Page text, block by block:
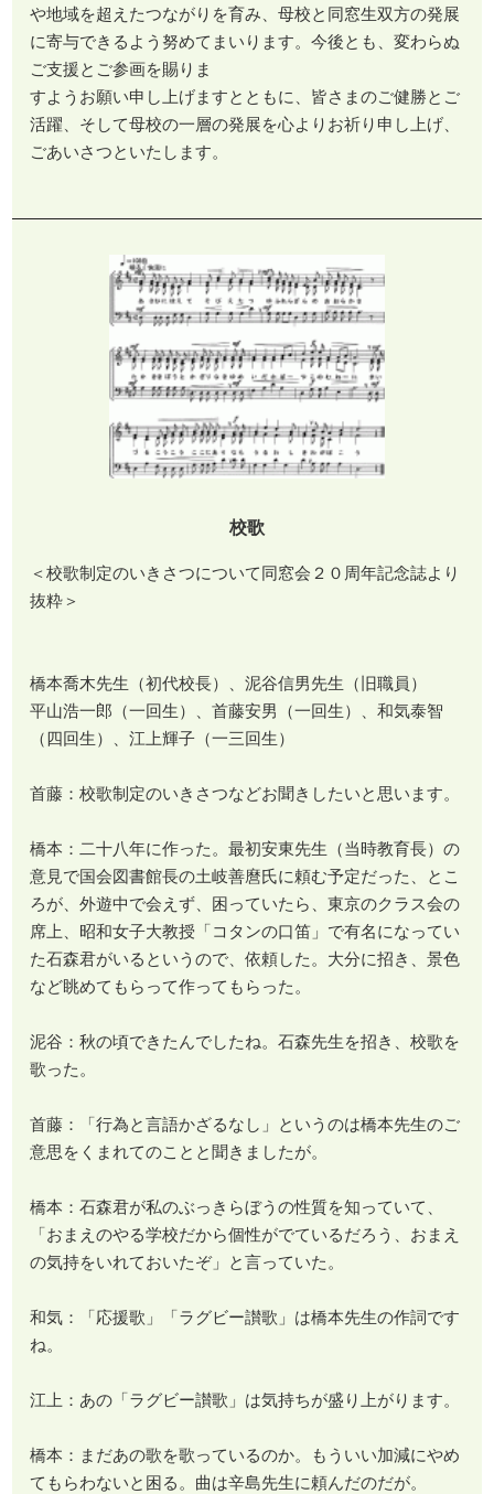
や地域を超えたつながりを育み、母校と同窓生双方の発展
に寄与できるよう努めてまいります。今後とも、変わらぬ
ご支援とご参画を賜りま
すようお願い申し上げますとともに、皆さまのご健勝とご
活躍、そして母校の一層の発展を心よりお祈り申し上げ、
ごあいさつといたします。
校歌
＜校歌制定のいきさつについて同窓会２０周年記念誌より
抜粋＞
橋本喬木先生（初代校長）、泥谷信男先生（旧職員）
平山浩一郎（一回生）、首藤安男（一回生）、和気泰智
（四回生）、江上輝子（一三回生）
首藤：校歌制定のいきさつなどお聞きしたいと思います。
橋本：二十八年に作った。最初安東先生（当時教育長）の
意見で国会図書館長の土岐善麿氏に頼む予定だった、とこ
ろが、外遊中で会えず、困っていたら、東京のクラス会の
席上、昭和女子大教授「コタンの口笛」で有名になってい
た石森君がいるというので、依頼した。大分に招き、景色
など眺めてもらって作ってもらった。
泥谷：秋の頃できたんでしたね。石森先生を招き、校歌を
歌った。
首藤：「行為と言語かざるなし」というのは橋本先生のご
意思をくまれてのことと聞きましたが。
橋本：石森君が私のぶっきらぼうの性質を知っていて、
「おまえのやる学校だから個性がでているだろう、おまえ
の気持をいれておいたぞ」と言っていた。
和気：「応援歌」「ラグビー讃歌」は橋本先生の作詞です
ね。
江上：あの「ラグビー讃歌」は気持ちが盛り上がります。
橋本：まだあの歌を歌っているのか。もういい加減にやめ
てもらわないと困る。曲は辛島先生に頼んだのだが。